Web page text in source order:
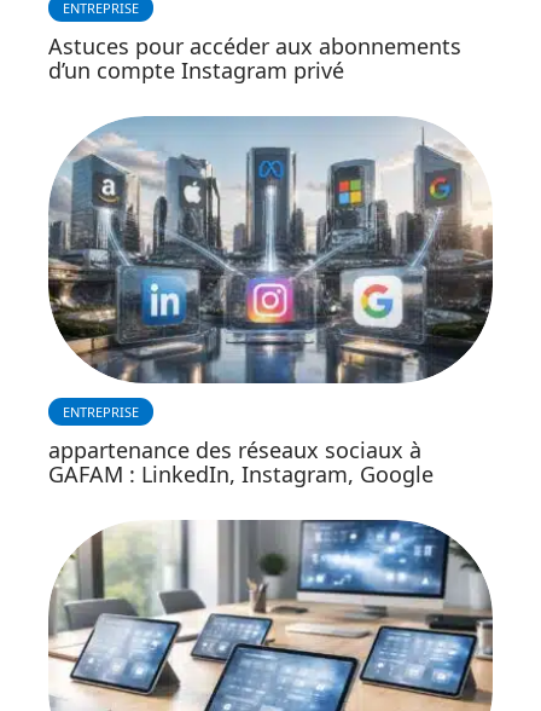
ENTREPRISE
Astuces pour accéder aux abonnements
d’un compte Instagram privé
ENTREPRISE
appartenance des réseaux sociaux à
GAFAM : LinkedIn, Instagram, Google